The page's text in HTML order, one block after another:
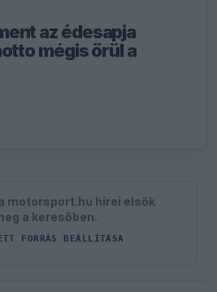
az édesapja
mégis örül a
motorsport.hu hírei elsők
a keresőben.
FORRÁS BEÁLLÍTÁSA